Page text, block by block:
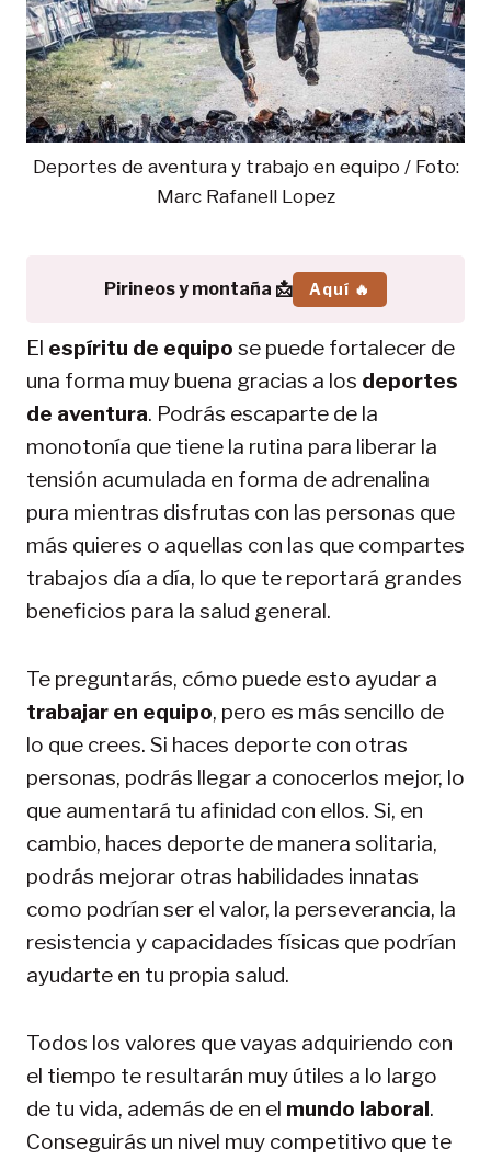
Deportes de aventura y trabajo en equipo / Foto:
Marc Rafanell Lopez
Pirineos y montaña 📩 Aquí 🔥
El espíritu de equipo se puede fortalecer de
una forma muy buena gracias a los deportes
de aventura. Podrás escaparte de la
monotonía que tiene la rutina para liberar la
tensión acumulada en forma de adrenalina
pura mientras disfrutas con las personas que
más quieres o aquellas con las que compartes
trabajos día a día, lo que te reportará grandes
beneficios para la salud general.
Te preguntarás, cómo puede esto ayudar a
trabajar en equipo, pero es más sencillo de
lo que crees. Si haces deporte con otras
personas, podrás llegar a conocerlos mejor, lo
que aumentará tu afinidad con ellos. Si, en
cambio, haces deporte de manera solitaria,
podrás mejorar otras habilidades innatas
como podrían ser el valor, la perseverancia, la
resistencia y capacidades físicas que podrían
ayudarte en tu propia salud.
Todos los valores que vayas adquiriendo con
el tiempo te resultarán muy útiles a lo largo
de tu vida, además de en el mundo laboral.
Conseguirás un nivel muy competitivo que te